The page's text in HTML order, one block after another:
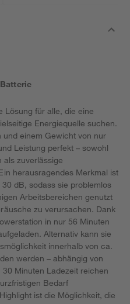
Lösung für alle, die eine
Energiequelle suchen.
und einem Gewicht von nur
Leistung perfekt – sowohl
als zuverlässige
herausragendes Merkmal ist
dB, sodass sie problemlos
Arbeitsbereichen genutzt
zu verursachen. Dank
in nur 56 Minuten
Alternativ kann sie
innerhalb von ca.
werden – abhängig von
Minuten Ladezeit reichen
Bedarf
ist die Möglichkeit, die